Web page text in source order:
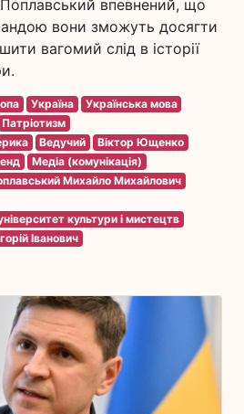
впевнений, що
вони зможуть досягти
вагомий слід в історії
Україна
Українська мова
Патріотизм
Ведучий
Віктор Ющенко
Медіа (комунікація)
Михайло Михайлович
культури і мистецтв
Іванович